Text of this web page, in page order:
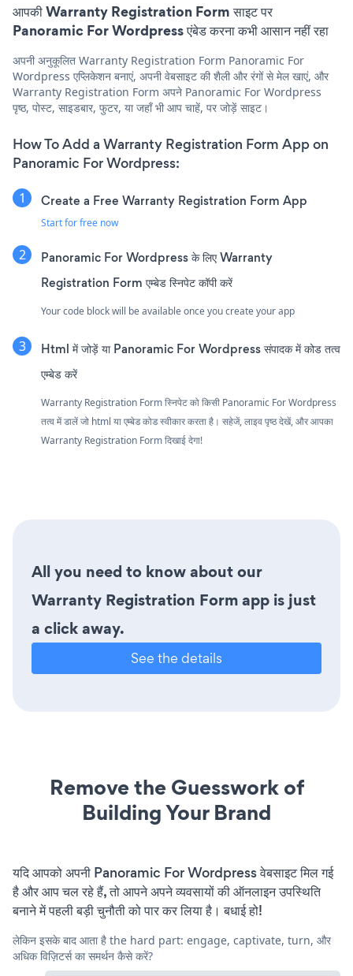
आपकी Warranty Registration Form साइट पर
Panoramic For Wordpress एंबेड करना कभी आसान नहीं रहा
अपनी अनुकूलित Warranty Registration Form Panoramic For
Wordpress एप्लिकेशन बनाएं, अपनी वेबसाइट की शैली और रंगों से मेल खाएं, और
Warranty Registration Form अपने Panoramic For Wordpress
पृष्ठ, पोस्ट, साइडबार, फुटर, या जहाँ भी आप चाहें, पर जोड़ें साइट।
How To Add a Warranty Registration Form App on
Panoramic For Wordpress:
Create a Free Warranty Registration Form App
Start for free now
Panoramic For Wordpress के लिए Warranty
Registration Form एम्बेड स्निपेट कॉपी करें
Your code block will be available once you create your app
Html में जोड़ें या Panoramic For Wordpress संपादक में कोड तत्व
एम्बेड करें
Warranty Registration Form स्निपेट को किसी Panoramic For Wordpress
तत्व में डालें जो html या एम्बेड कोड स्वीकार करता है। सहेजें, लाइव पृष्ठ देखें, और आपका
Warranty Registration Form दिखाई देगा!
All you need to know about our
Warranty Registration Form app is just
a click away.
See the details
Remove the Guesswork of
Building Your Brand
यदि आपको अपनी Panoramic For Wordpress वेबसाइट मिल गई
है और आप चल रहे हैं, तो आपने अपने व्यवसायों की ऑनलाइन उपस्थिति
बनाने में पहली बड़ी चुनौती को पार कर लिया है। बधाई हो!
लेकिन इसके बाद आता है the hard part: engage, captivate, turn, और
अधिक विज़िटर्स का समर्थन कैसे करें?